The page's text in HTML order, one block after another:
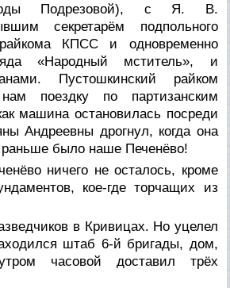
годы Подрезовой), с Я. В.
секретарём подпольного
райкома КПСС и одновременно
«Народный мститель», и
Пустошкинский райком
поездку по партизанским
машина остановилась посреди
Андреевны дрогнул, когда она
было наше Печенёво!
ничего не осталось, кроме
кое-где торчащих из
в Кривицах. Но уцелел
штаб 6-й бригады, дом,
часовой доставил трёх